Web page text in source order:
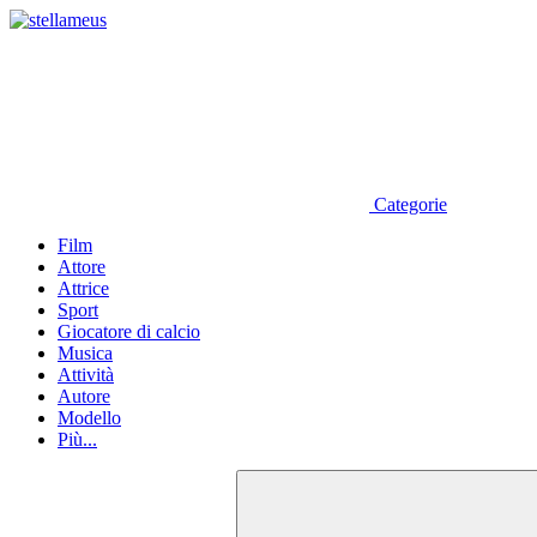
Categorie
Film
Attore
Attrice
Sport
Giocatore di calcio
Musica
Attività
Autore
Modello
Più...